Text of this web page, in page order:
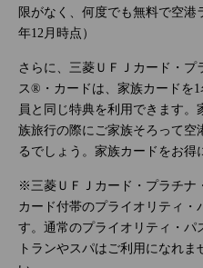
限がなく、何度でも無料で空港
年12月時点）
さらに、三菱ＵＦＪカード・プ
ス®・カードは、家族カードを
員と同じ特典を利用できます
族旅行の際にご家族そろって空
るでしょう。家族カードをお得
※三菱ＵＦＪカード・プラチナ
カード付帯のプライオリティ・
す。通常のプライオリティ・パ
トランやスパはご利用になれ